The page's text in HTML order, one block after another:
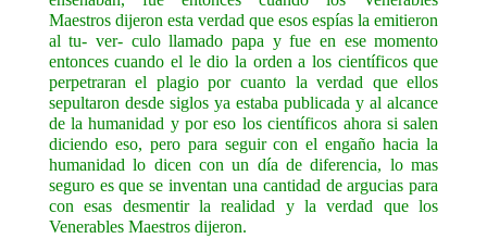
Maestros dijeron esta verdad que esos espías la emitieron
al tu- ver- culo llamado papa y fue en ese momento
entonces cuando el le dio la orden a los científicos que
perpetraran el plagio por cuanto la verdad que ellos
sepultaron desde siglos ya estaba publicada y al alcance
de la humanidad y por eso los científicos ahora si salen
diciendo eso, pero para seguir con el engaño hacia la
humanidad lo dicen con un día de diferencia, lo mas
seguro es que se inventan una cantidad de argucias para
con esas desmentir la realidad y la verdad que los
Venerables Maestros dijeron.